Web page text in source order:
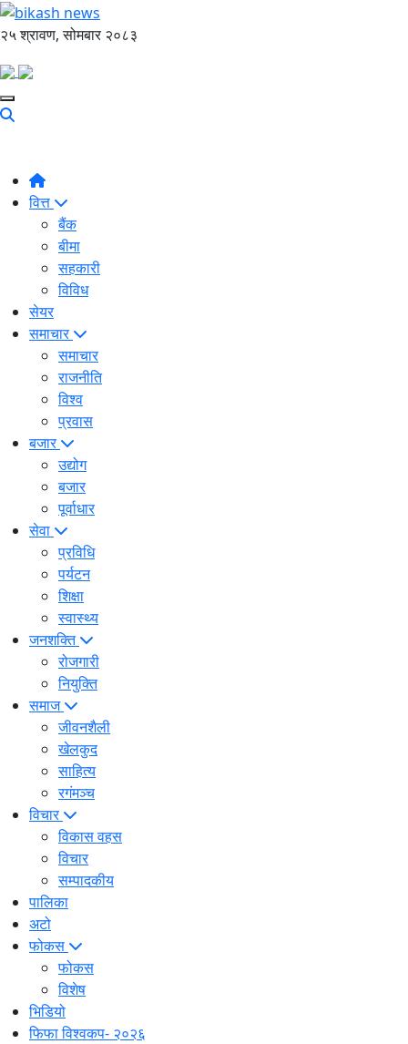
२५ श्रावण, सोमबार २०८३
वित्त
बैंक
बीमा
सहकारी
विविध
सेयर
समाचार
समाचार
राजनीति
विश्व
प्रवास
बजार
उद्योग
बजार
पूर्वाधार
सेवा
प्रविधि
पर्यटन
शिक्षा
स्वास्थ्य
जनशक्ति
रोजगारी
नियुक्ति
समाज
जीवनशैली
खेलकुद
साहित्य
रगंमञ्च
विचार
विकास वहस
विचार
सम्पादकीय
पालिका
अटो
फोकस
फोकस
विशेष
भिडियो
फिफा विश्वकप- २०२६